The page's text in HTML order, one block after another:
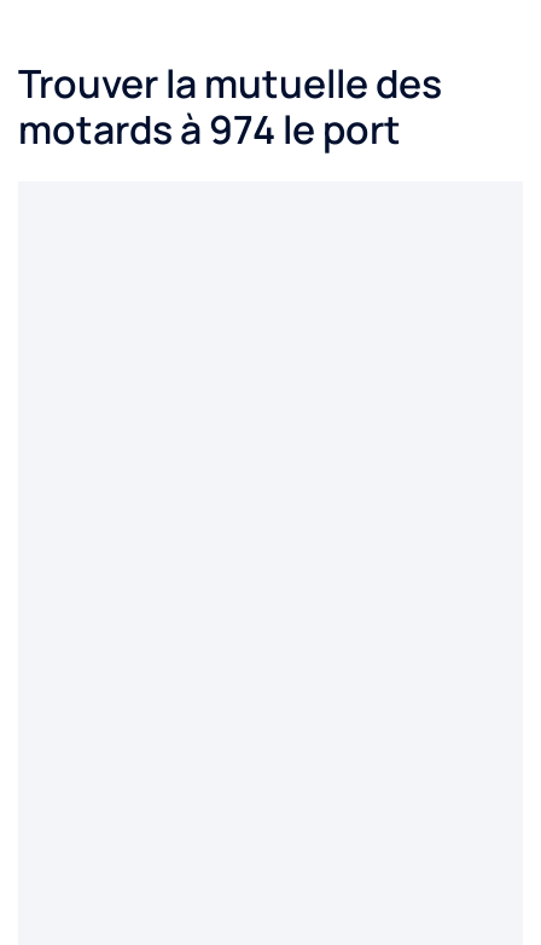
Trouver la mutuelle des
motards à 974 le port